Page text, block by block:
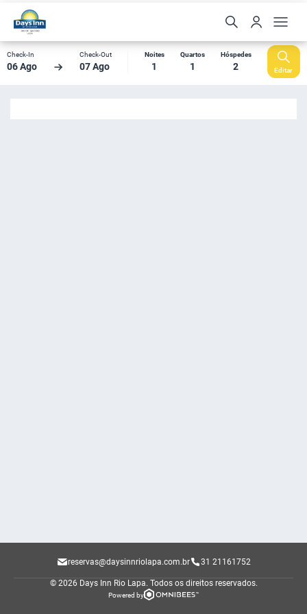
Check-In
06 Ago
Check-Out
07 Ago
Noites
1
Quartos
1
Hóspedes
2 Editar
reservas@daysinnriolapa.com.br 31 21161752
© 2026 Days Inn Rio Lapa. Todos os direitos reservados.
Powered by